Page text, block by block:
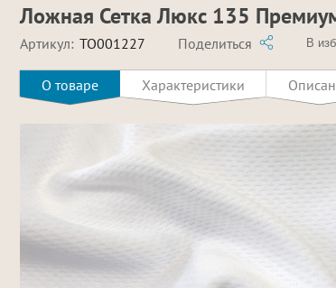
Ложная Сетка Люкс 135
Артикул: TO001227 Поделиться В
О товаре Характеристики